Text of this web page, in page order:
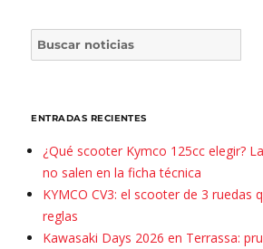
ENTRADAS RECIENTES
¿Qué scooter Kymco 125cc elegir?
no salen en la ficha técnica
KYMCO CV3: el scooter de 3 ruedas
reglas
Kawasaki Days 2026 en Terrassa: